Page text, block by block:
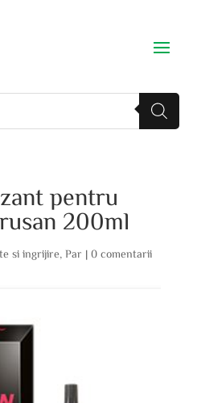
pentru
200ml
si ingrijire, Par | 0 comentarii